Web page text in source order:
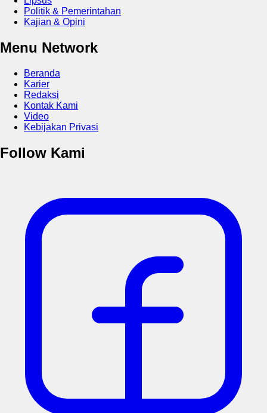
Politik & Pemerintahan
Kajian & Opini
Menu Network
Beranda
Karier
Redaksi
Kontak Kami
Video
Kebijakan Privasi
Follow Kami